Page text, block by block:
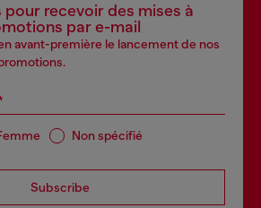
recevoir des mises à
par e-mail
avant-première le lancement de nos
Non spécifié
Subscribe